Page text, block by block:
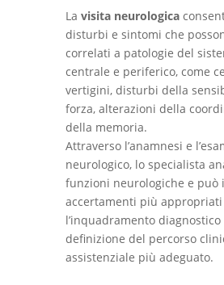
La visita neurologica
disturbi e sintomi che
correlati a patologie del
centrale e periferico, come
vertigini, disturbi della
forza, alterazioni della
della memoria.
Attraverso l’anamnesi e
neurologico, lo specialista
funzioni neurologiche e può
accertamenti più
l’inquadramento diagnostico
definizione del percorso
assistenziale più adeguato.